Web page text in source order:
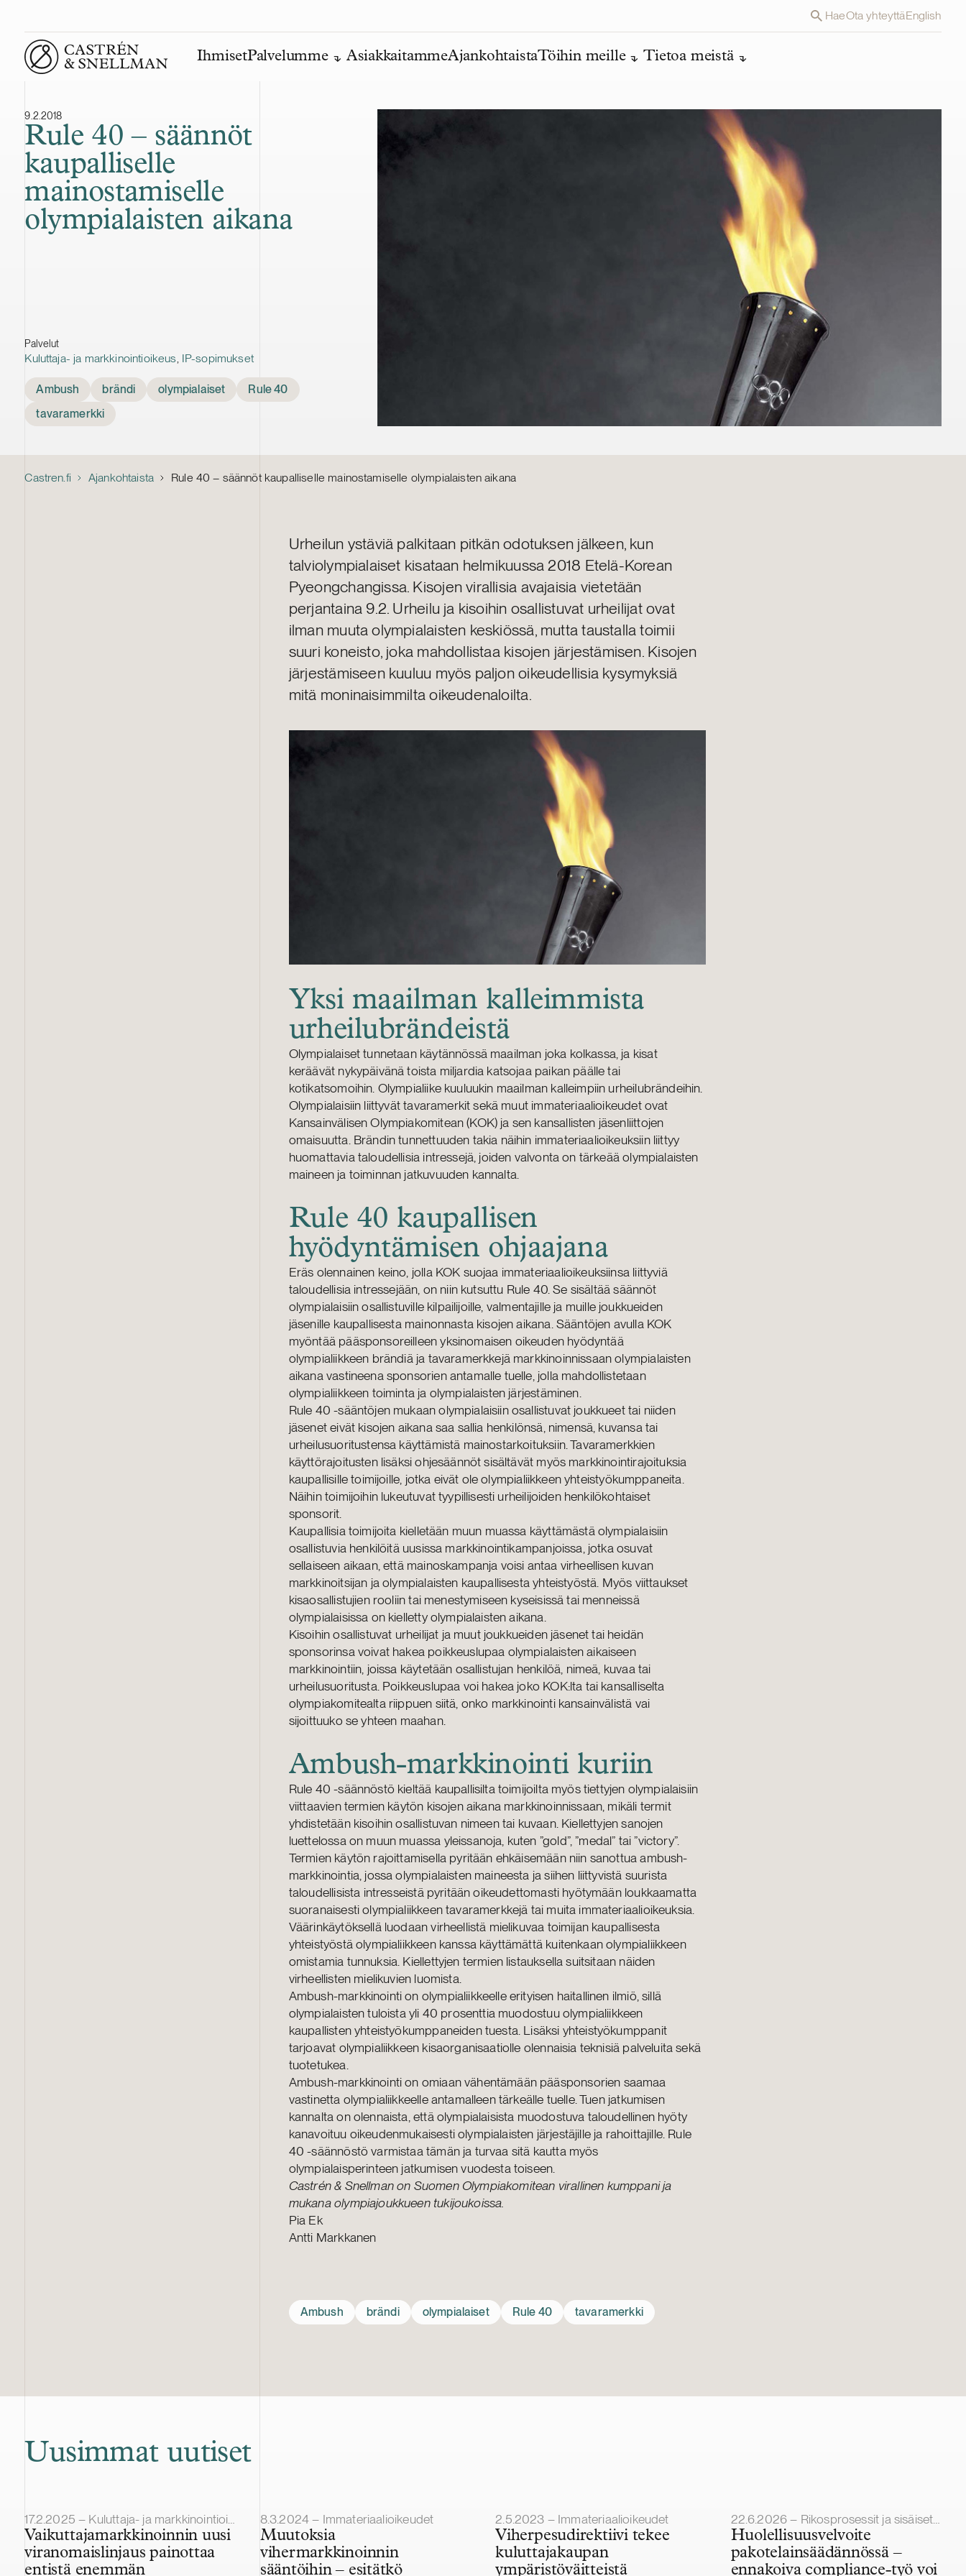
HaeOta yhteyttäEnglish
Front page
IhmisetPalvelumme AsiakkaitammeAjankohtaistaTöihin meille Tietoa meistä
9.2.2018
Rule 40 – säännöt
kaupalliselle
mainostamiselle
olympialaisten aikana
Palvelut
Kuluttaja- ja markkinointioikeus, IP-sopimukset
Ambush brändi olympialaiset
Rule 40
tavaramerkki
Castren.fi Ajankohtaista Rule 40 – säännöt kaupalliselle mainostamiselle olympialaisten aikana
Urheilun ystäviä palkitaan pitkän odotuksen jälkeen, kun
talviolympialaiset kisataan helmikuussa 2018 Etelä-Korean
Pyeongchangissa. Kisojen virallisia avajaisia vietetään
perjantaina 9.2. Urheilu ja kisoihin osallistuvat urheilijat ovat
ilman muuta olympialaisten keskiössä, mutta taustalla toimii
suuri koneisto, joka mahdollistaa kisojen järjestämisen. Kisojen
järjestämiseen kuuluu myös paljon oikeudellisia kysymyksiä
mitä moninaisimmilta oikeudenaloilta.
Yksi maailman kalleimmista
urheilubrändeistä
Olympialaiset tunnetaan käytännössä maailman joka kolkassa, ja kisat
keräävät nykypäivänä toista miljardia katsojaa paikan päälle tai
kotikatsomoihin. Olympialiike kuuluukin maailman kalleimpiin urheilubrändeihin.
Olympialaisiin liittyvät tavaramerkit sekä muut immateriaalioikeudet ovat
Kansainvälisen Olympiakomitean (KOK) ja sen kansallisten jäsenliittojen
omaisuutta. Brändin tunnettuuden takia näihin immateriaalioikeuksiin liittyy
huomattavia taloudellisia intressejä, joiden valvonta on tärkeää olympialaisten
maineen ja toiminnan jatkuvuuden kannalta.
Rule 40 kaupallisen
hyödyntämisen ohjaajana
Eräs olennainen keino, jolla KOK suojaa immateriaalioikeuksiinsa liittyviä
taloudellisia intressejään, on niin kutsuttu Rule 40. Se sisältää säännöt
olympialaisiin osallistuville kilpailijoille, valmentajille ja muille joukkueiden
jäsenille kaupallisesta mainonnasta kisojen aikana. Sääntöjen avulla KOK
myöntää pääsponsoreilleen yksinomaisen oikeuden hyödyntää
olympialiikkeen brändiä ja tavaramerkkejä markkinoinnissaan olympialaisten
aikana vastineena sponsorien antamalle tuelle, jolla mahdollistetaan
olympialiikkeen toiminta ja olympialaisten järjestäminen.
Rule 40 -sääntöjen mukaan olympialaisiin osallistuvat joukkueet tai niiden
jäsenet eivät kisojen aikana saa sallia henkilönsä, nimensä, kuvansa tai
urheilusuoritustensa käyttämistä mainostarkoituksiin. Tavaramerkkien
käyttörajoitusten lisäksi ohjesäännöt sisältävät myös markkinointirajoituksia
kaupallisille toimijoille, jotka eivät ole olympialiikkeen yhteistyökumppaneita.
Näihin toimijoihin lukeutuvat tyypillisesti urheilijoiden henkilökohtaiset
sponsorit.
Kaupallisia toimijoita kielletään muun muassa käyttämästä olympialaisiin
osallistuvia henkilöitä uusissa markkinointikampanjoissa, jotka osuvat
sellaiseen aikaan, että mainoskampanja voisi antaa virheellisen kuvan
markkinoitsijan ja olympialaisten kaupallisesta yhteistyöstä. Myös viittaukset
kisaosallistujien rooliin tai menestymiseen kyseisissä tai menneissä
olympialaisissa on kielletty olympialaisten aikana.
Kisoihin osallistuvat urheilijat ja muut joukkueiden jäsenet tai heidän
sponsorinsa voivat hakea poikkeuslupaa olympialaisten aikaiseen
markkinointiin, joissa käytetään osallistujan henkilöä, nimeä, kuvaa tai
urheilusuoritusta. Poikkeuslupaa voi hakea joko KOK:lta tai kansalliselta
olympiakomitealta riippuen siitä, onko markkinointi kansainvälistä vai
sijoittuuko se yhteen maahan.
Ambush-markkinointi kuriin
Rule 40 -säännöstö kieltää kaupallisilta toimijoilta myös tiettyjen olympialaisiin
viittaavien termien käytön kisojen aikana markkinoinnissaan, mikäli termit
yhdistetään kisoihin osallistuvan nimeen tai kuvaan. Kiellettyjen sanojen
luettelossa on muun muassa yleissanoja, kuten ”gold”, ”medal” tai ”victory”.
Termien käytön rajoittamisella pyritään ehkäisemään niin sanottua ambush-
markkinointia, jossa olympialaisten maineesta ja siihen liittyvistä suurista
taloudellisista intresseistä pyritään oikeudettomasti hyötymään loukkaamatta
suoranaisesti olympialiikkeen tavaramerkkejä tai muita immateriaalioikeuksia.
Väärinkäytöksellä luodaan virheellistä mielikuvaa toimijan kaupallisesta
yhteistyöstä olympialiikkeen kanssa käyttämättä kuitenkaan olympialiikkeen
omistamia tunnuksia. Kiellettyjen termien listauksella suitsitaan näiden
virheellisten mielikuvien luomista.
Ambush-markkinointi on olympialiikkeelle erityisen haitallinen ilmiö, sillä
olympialaisten tuloista yli 40 prosenttia muodostuu olympialiikkeen
kaupallisten yhteistyökumppaneiden tuesta. Lisäksi yhteistyökumppanit
tarjoavat olympialiikkeen kisaorganisaatiolle olennaisia teknisiä palveluita sekä
tuotetukea.
Ambush-markkinointi on omiaan vähentämään pääsponsorien saamaa
vastinetta olympialiikkeelle antamalleen tärkeälle tuelle. Tuen jatkumisen
kannalta on olennaista, että olympialaisista muodostuva taloudellinen hyöty
kanavoituu oikeudenmukaisesti olympialaisten järjestäjille ja rahoittajille. Rule
40 -säännöstö varmistaa tämän ja turvaa sitä kautta myös
olympialaisperinteen jatkumisen vuodesta toiseen.
Castrén & Snellman on Suomen Olympiakomitean virallinen kumppani ja
mukana olympiajoukkueen tukijoukoissa.
Pia Ek
Antti Markkanen
Ambush brändi olympialaiset Rule 40 tavaramerkki
Uusimmat uutiset
Julkaistu
17.2.2025 – Kuluttaja- ja markkinointioikeus
Vaikuttajamarkkinoinnin uusi
viranomaislinjaus painottaa
entistä enemmän
Julkaistu
8.3.2024 – Immateriaalioikeudet
Muutoksia
vihermarkkinoinnin
sääntöihin – esitätkö
Julkaistu
2.5.2023 – Immateriaalioikeudet
Viherpesudirektiivi tekee
kuluttajakaupan
ympäristöväitteistä
Julkaistu
22.6.2026 – Rikosprosessit ja sisäiset tutkinnat
Huolellisuusvelvoite
pakotelainsäädännössä –
ennakoiva compliance-työ voi